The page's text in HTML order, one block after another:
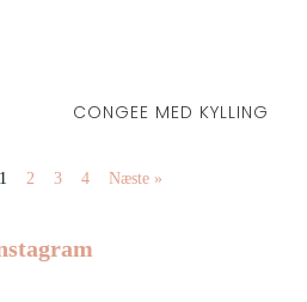
CONGEE MED KYLLING
1 2 3 4 Næste »